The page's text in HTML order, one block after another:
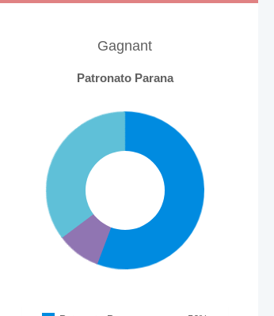
Gagnant
Patronato Parana